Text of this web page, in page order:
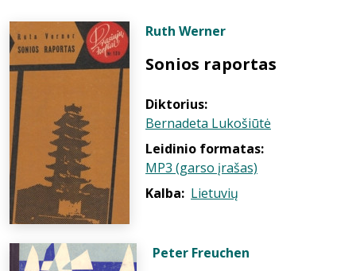
Ruth Werner
Sonios raportas
Diktorius:
Bernadeta Lukošiūtė
Leidinio formatas:
MP3 (garso įrašas)
Kalba: Lietuvių
Peter Freuchen